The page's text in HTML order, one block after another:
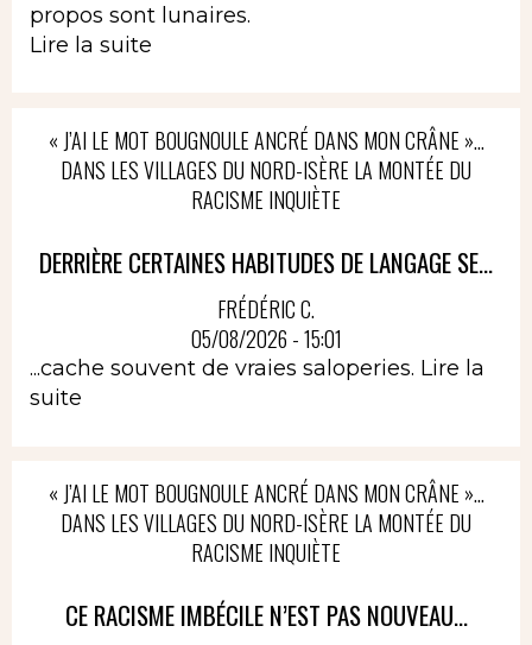
propos sont lunaires.
Lire la suite
« J’AI LE MOT BOUGNOULE ANCRÉ DANS MON CRÂNE »…
DANS LES VILLAGES DU NORD-ISÈRE LA MONTÉE DU
RACISME INQUIÈTE
DERRIÈRE CERTAINES HABITUDES DE LANGAGE SE...
FRÉDÉRIC C.
05/08/2026 - 15:01
...cache souvent de vraies saloperies. Lire la
suite
« J’AI LE MOT BOUGNOULE ANCRÉ DANS MON CRÂNE »…
DANS LES VILLAGES DU NORD-ISÈRE LA MONTÉE DU
RACISME INQUIÈTE
CE RACISME IMBÉCILE N’EST PAS NOUVEAU...